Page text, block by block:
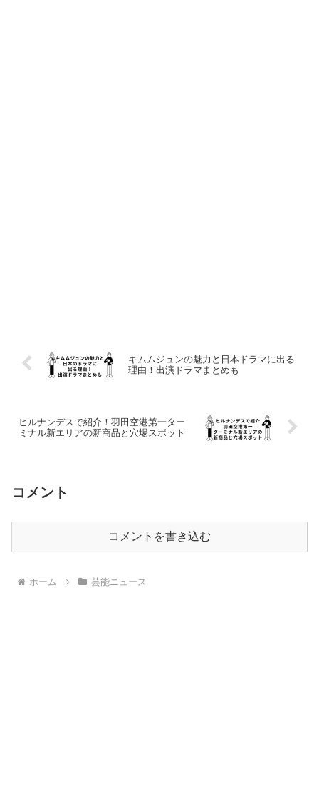
キムムジュンの魅力と日本ドラマに出る
理由！出演ドラマまとめも
ヒルナンデスで紹介！羽田空港第一ター
ミナル新エリアの新商品と穴場スポット
コメント
コメントを書き込む
ホーム 芸能ニュース